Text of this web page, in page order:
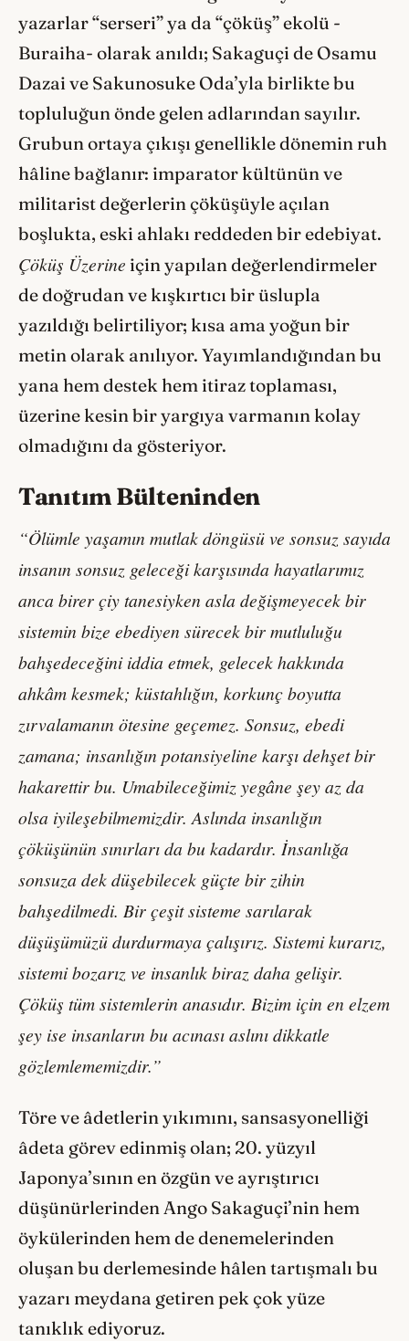
yazarlar “serseri” ya da “çöküş” ekolü -
Buraiha- olarak anıldı; Sakaguçi de Osamu
Dazai ve Sakunosuke Oda’yla birlikte bu
topluluğun önde gelen adlarından sayılır.
Grubun ortaya çıkışı genellikle dönemin ruh
hâline bağlanır: imparator kültünün ve
militarist değerlerin çöküşüyle açılan
boşlukta, eski ahlakı reddeden bir edebiyat.
Çöküş Üzerine için yapılan değerlendirmeler
de doğrudan ve kışkırtıcı bir üslupla
yazıldığı belirtiliyor; kısa ama yoğun bir
metin olarak anılıyor. Yayımlandığından bu
yana hem destek hem itiraz toplaması,
üzerine kesin bir yargıya varmanın kolay
olmadığını da gösteriyor.
Tanıtım Bülteninden
“Ölümle yaşamın mutlak döngüsü ve sonsuz sayıda
insanın sonsuz geleceği karşısında hayatlarımız
anca birer çiy tanesiyken asla değişmeyecek bir
sistemin bize ebediyen sürecek bir mutluluğu
bahşedeceğini iddia etmek, gelecek hakkında
ahkâm kesmek; küstahlığın, korkunç boyutta
zırvalamanın ötesine geçemez. Sonsuz, ebedi
zamana; insanlığın potansiyeline karşı dehşet bir
hakarettir bu. Umabileceğimiz yegâne şey az da
olsa iyileşebilmemizdir. Aslında insanlığın
çöküşünün sınırları da bu kadardır. İnsanlığa
sonsuza dek düşebilecek güçte bir zihin
bahşedilmedi. Bir çeşit sisteme sarılarak
düşüşümüzü durdurmaya çalışırız. Sistemi kurarız,
sistemi bozarız ve insanlık biraz daha gelişir.
Çöküş tüm sistemlerin anasıdır. Bizim için en elzem
şey ise insanların bu acınası aslını dikkatle
gözlemlememizdir.”
Töre ve âdetlerin yıkımını, sansasyonelliği
âdeta görev edinmiş olan; 20. yüzyıl
Japonya’sının en özgün ve ayrıştırıcı
düşünürlerinden Ango Sakaguçi’nin hem
öykülerinden hem de denemelerinden
oluşan bu derlemesinde hâlen tartışmalı bu
yazarı meydana getiren pek çok yüze
tanıklık ediyoruz.